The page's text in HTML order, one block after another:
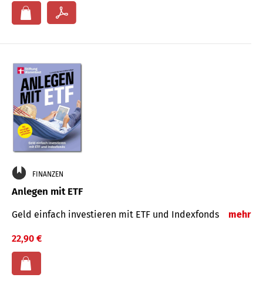
FINANZEN
Anlegen mit ETF
Geld einfach investieren mit ETF und Indexfonds mehr
22,90 €